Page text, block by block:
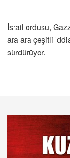
İsrail ordusu,
ara ara çeşitli
sürdürüyor.